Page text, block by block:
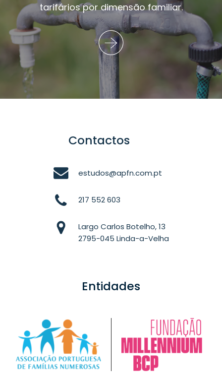
tarifários por dimensão familiar.
Contactos
estudos@apfn.com.pt
217 552 603
Largo Carlos Botelho, 13
2795-045 Linda-a-Velha
Entidades